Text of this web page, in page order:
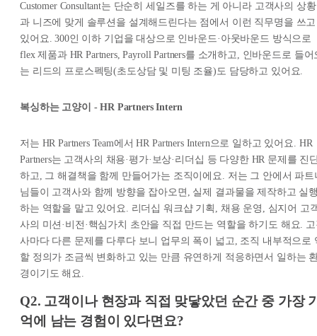
Customer Consultant는 단순히 세일즈를 하는 게 아니라 고객사의 상황
과 니즈에 맞게 솔루션을 설계해드린다는 점에서 이런 직무명을 쓰고
있어요. 300인 이하 기업을 대상으로 인바운드·아웃바운드 방식으로
flex 제품과 HR Partners, Payroll Partners를 소개하고, 인바운드로 들어
는 리드의 프로스펙팅(초도상담 및 미팅 조율)도 담당하고 있어요.
복싱하는 고양이 - HR Partners Intern
저는 HR Partners Team에서 HR Partners Intern으로 일하고 있어요. HR
Partners는 고객사의 채용·평가·보상·리더십 등 다양한 HR 문제를 진
하고, 그 해결책을 함께 만들어가는 조직이에요. 저는 그 안에서 파트
님들이 고객사와 함께 방향을 잡아오면, 실제 결과물을 제작하고 실
하는 역할을 맡고 있어요. 리더십 워크샵 기획, 채용 운영, 심지어 고
사의 미션·비전·핵심가치 초안을 직접 만드는 역할을 하기도 해요.
사마다 다른 문제를 다루다 보니 업무의 폭이 넓고, 조직 내부적으로
할 정의가 조금씩 변화하고 있는 만큼 유연하게 적응하면서 일하는
경이기도 해요.
Q2. 고객이나 현장과 직접 맞닿았던 순간 중 가장
억에 남는 경험이 있다면요?